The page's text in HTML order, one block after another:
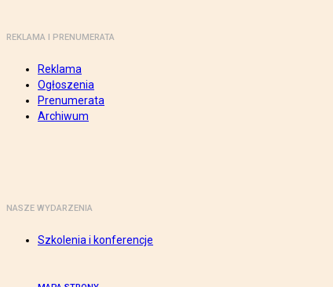
REKLAMA I PRENUMERATA
Reklama
Ogłoszenia
Prenumerata
Archiwum
NASZE WYDARZENIA
Szkolenia i konferencje